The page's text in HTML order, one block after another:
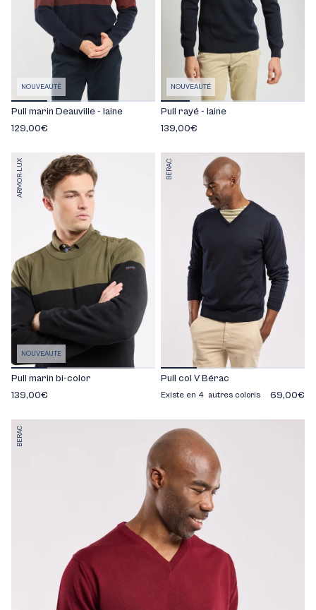
NOUVEAUTÉ
Pull marin Deauville - laine
129,00€
NOUVEAUTÉ
Pull rayé - laine
139,00€
ARMOR-LUX
NOUVEAUTE
Pull marin bi-color
139,00€
BERAC
Pull col V Bérac
Existe en 4 autres coloris 69,00€
BERAC